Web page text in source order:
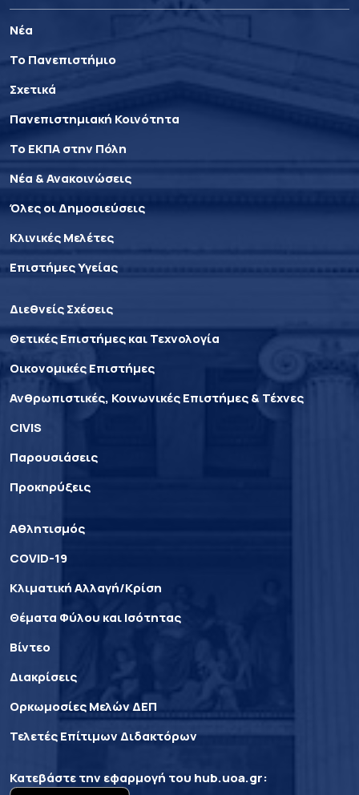
Νέα
Το Πανεπιστήμιο
Σχετικά
Πανεπιστημιακή Κοινότητα
Το ΕΚΠΑ στην Πόλη
Νέα & Ανακοινώσεις
Όλες οι Δημοσιεύσεις
Κλινικές Μελέτες
Επιστήμες Υγείας
Διεθνείς Σχέσεις
Θετικές Επιστήμες και Τεχνολογία
Οικονομικές Επιστήμες
Ανθρωπιστικές, Κοινωνικές Επιστήμες & Τέχνες
CIVIS
Παρουσιάσεις
Προκηρύξεις
Αθλητισμός
COVID-19
Κλιματική Αλλαγή/Κρίση
Θέματα Φύλου και Ισότητας
Βίντεο
Διακρίσεις
Ορκωμοσίες Μελών ΔΕΠ
Τελετές Επίτιμων Διδακτόρων
Κατεβάστε την εφαρμογή του hub.uoa.gr: